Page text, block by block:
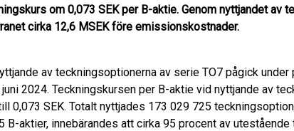
om 0,073 SEK per B-aktie. Genom nyttjandet av
cirka 12,6 MSEK före emissionskostnader.
av teckningsoptionerna av serie TO7 pågick under
2024. Teckningskursen per B-aktie vid nyttjande av
0,073 SEK. Totalt nyttjades 173 029 725
B-aktier, innebärandes att cirka 95 procent av